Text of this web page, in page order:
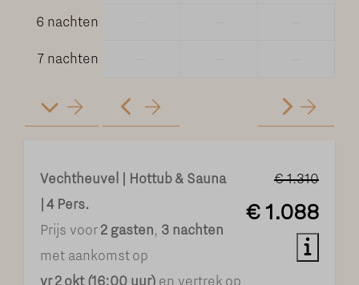
6 nachten
7 nachten
€ 1.310
€ 1.088
Vechtheuvel | Hottub & Sauna
| 4 Pers.
Prijs voor 2 gasten, 3 nachten
met aankomst op
vr 2 okt (16:00 uur) en vertrek op